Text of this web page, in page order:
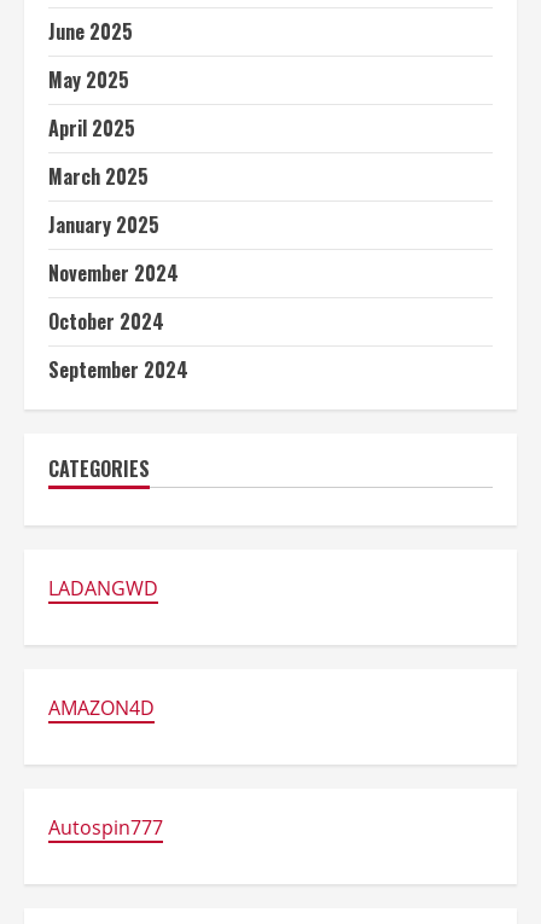
June 2025
May 2025
April 2025
March 2025
January 2025
November 2024
October 2024
September 2024
CATEGORIES
LADANGWD
AMAZON4D
Autospin777